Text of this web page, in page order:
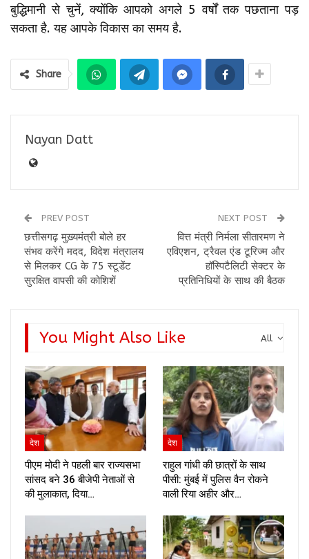
बुद्धिमानी से चुनें, क्योंकि आपको अगले 5 वर्षों तक पछताना पड़
सकता है. यह आपके विकास का समय है.
Share
Nayan Datt
PREV POST
छत्तीसगढ़ मुख़्यमंत्री बोले हर
संभव करेंगे मदद, विदेश मंत्रालय
से मिलकर CG के 75 स्टूडेंट
सुरक्षित वापसी की कोशिशें
NEXT POST
वित्त मंत्री निर्मला सीतारमण ने
एविएशन, ट्रैवल एंड टूरिज्म और
हॉस्पिटैलिटी सेक्टर के
प्रतिनिधियों के साथ की बैठक
All
You Might Also Like
देश
पीएम मोदी ने पहली बार राज्यसभा
सांसद बने 36 बीजेपी नेताओं से
की मुलाकात, दिया…
देश
राहुल गांधी की छात्रों के साथ
पीसी: मुंबई में पुलिस वैन रोकने
वाली रिया अहीर और…